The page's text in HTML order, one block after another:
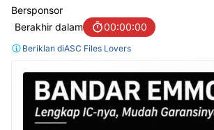
Bersponsor
Berakhir dalam
00:00:00
Beriklan diASC Files Lovers